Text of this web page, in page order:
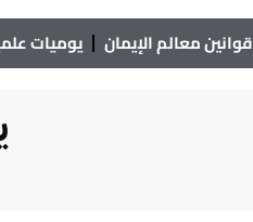
قوانين معالم الإيمان يوميات